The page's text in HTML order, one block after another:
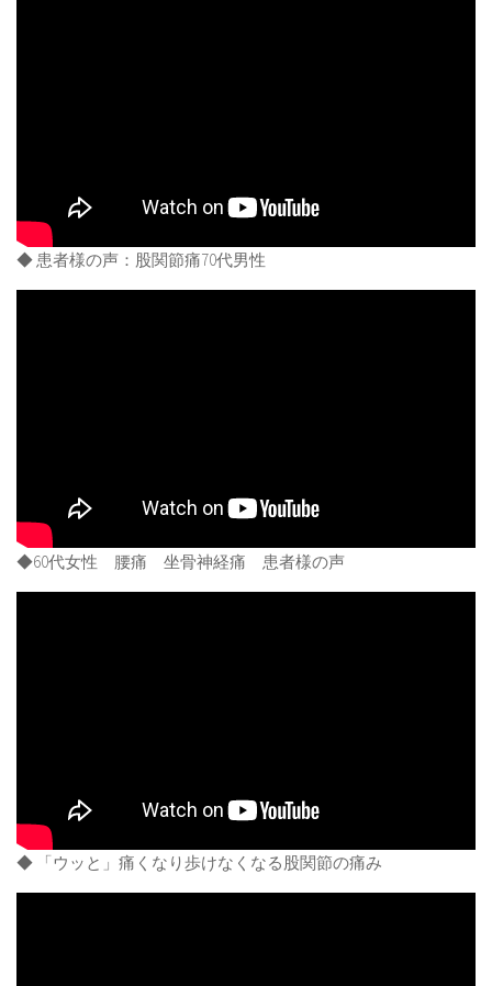
◆ 患者様の声：股関節痛70代男性
◆60代女性 腰痛 坐骨神経痛 患者様の声
◆ 「ウッと」痛くなり歩けなくなる股関節の痛み